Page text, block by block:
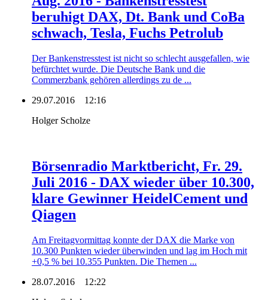
beruhigt DAX, Dt. Bank und CoBa
schwach, Tesla, Fuchs Petrolub
Der Bankenstresstest ist nicht so schlecht ausgefallen, wie
befürchtet wurde. Die Deutsche Bank und die
Commerzbank gehören allerdings zu de ...
29.07.2016
12:16
Holger Scholze
Börsenradio Marktbericht, Fr. 29.
Juli 2016 - DAX wieder über 10.300,
klare Gewinner HeidelCement und
Qiagen
Am Freitagvormittag konnte der DAX die Marke von
10.300 Punkten wieder überwinden und lag im Hoch mit
+0,5 % bei 10.355 Punkten. Die Themen ...
28.07.2016
12:22